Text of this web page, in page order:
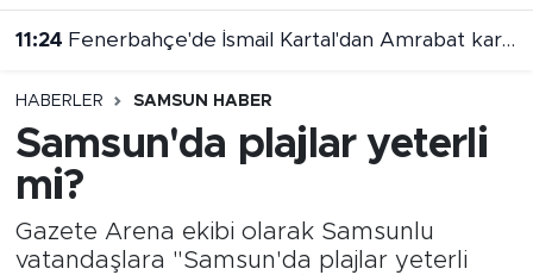
11:24 Fenerbahçe'de İsmail Kartal'dan Amrabat kararı
HABERLER SAMSUN HABER
Samsun'da plajlar yeterli
mi?
Gazete Arena ekibi olarak Samsunlu
vatandaşlara "Samsun'da plajlar yeterli
Samsun Namaz Vakitleri
Süper Lig Puan Durumu ve Fikstür
Tüm Manşetler